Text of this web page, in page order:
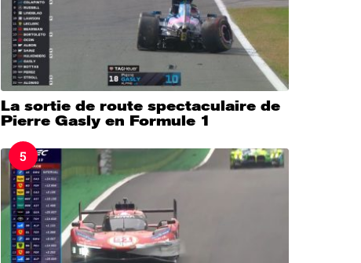
La sortie de route spectaculaire de
Pierre Gasly en Formule 1
5